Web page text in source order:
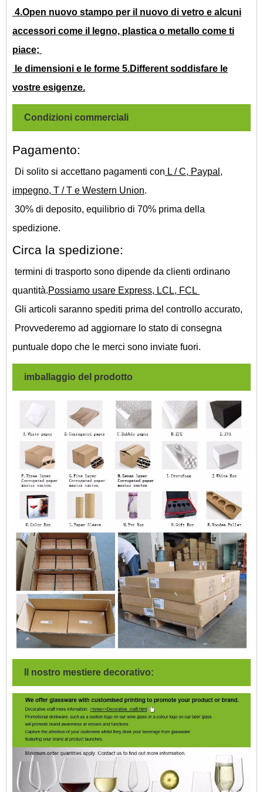
4.Open nuovo stampo per il nuovo di vetro e alcuni
accessori come il legno, plastica o metallo come ti
piace;
le dimensioni e le forme 5.Different soddisfare le
vostre esigenze.
Condizioni commerciali
Pagamento:
Di solito si accettano pagamenti con L / C, Paypal,
impegno, T / T e Western Union.
30% di deposito, equilibrio di 70% prima della
spedizione.
Circa la spedizione:
termini di trasporto sono dipende da clienti ordinano
quantità.Possiamo usare Express, LCL, FCL
Gli articoli saranno spediti prima del controllo accurato,
Provvederemo ad aggiornare lo stato di consegna
puntuale dopo che le merci sono inviate fuori.
imballaggio del prodotto
Il nostro mestiere decorativo: